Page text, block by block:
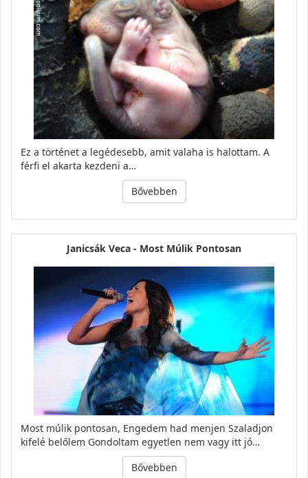
Ez a történet a legédesebb, amit valaha is halottam. A
férfi el akarta kezdeni a…
Bővebben
Janicsák Veca - Most Múlik Pontosan
Most múlik pontosan, Engedem had menjen Szaladjon
kifelé belőlem Gondoltam egyetlen nem vagy itt jó…
Bővebben